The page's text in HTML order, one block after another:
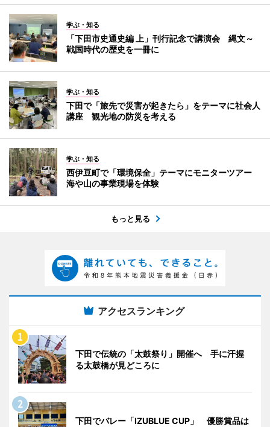
学ぶ・知る
「下田市史通史編 上」刊行記念で講演会 縄文～
戦国時代の歴史を一冊に
学ぶ・知る
下田で「旅先で災害が起きたら」をテーマに社会人
講座 観光地の防災を考える
学ぶ・知る
西伊豆町で「環境保全」テーマにモニターツアー
海や山の事業現場を体験
もっと見る
アクセスランキング
下田で伝統の「太鼓祭り」開催へ 手に汗握
る太鼓橋が見どころに
下田でバレー「IZUBLUE CUP」 優勝賞品は